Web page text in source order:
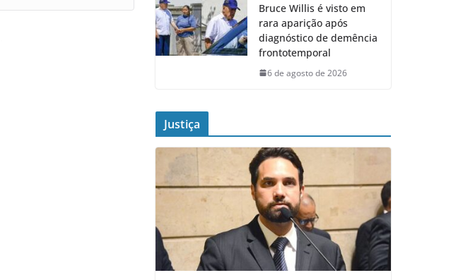
Bruce Willis é visto em
rara aparição após
diagnóstico de demência
frontotemporal
6 de agosto de 2026
Justiça